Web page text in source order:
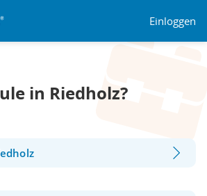
Einloggen
in Riedholz?